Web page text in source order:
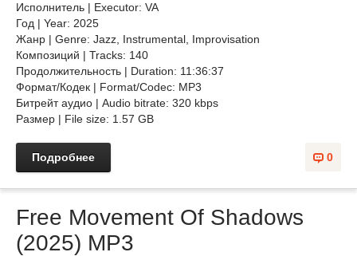
Исполнитель | Executor: VA
Год | Year: 2025
Жанр | Genre: Jazz, Instrumental, Improvisation
Композиций | Tracks: 140
Продолжительность | Duration: 11:36:37
Формат/Кодек | Format/Codec: MP3
Битрейт аудио | Audio bitrate: 320 kbps
Размер | File size: 1.57 GB
0
Подробнее
Free Movement Of Shadows
(2025) MP3